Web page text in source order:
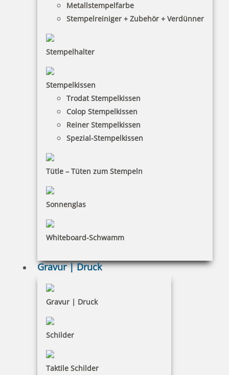
Metallstempelfarbe
Stempelreiniger + Zubehör + Verdünner
Stempelhalter
Stempelkissen
Trodat Stempelkissen
Colop Stempelkissen
Reiner Stempelkissen
Spezial-Stempelkissen
Tütle – Tüten zum Stempeln
Sonnenglas
Whiteboard-Schwamm
Gravur | Druck
Gravur | Druck
Schilder
Taktile Schilder
HINWEISE
Versandinformationen
Zahlungsbedingungen
Bestellhinweise
INFORMATIONEN
Impressum
Widerruf
Barrierefreiheit
Vertrag widerrufen
Mein Konto